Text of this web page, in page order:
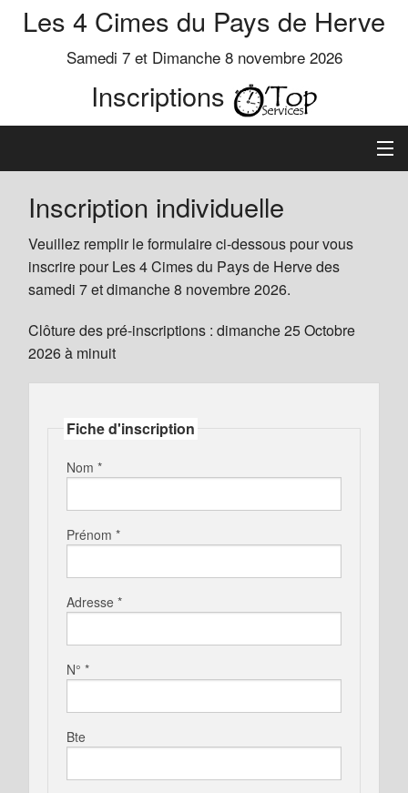
Les 4 Cimes du Pays de Herve
Samedi 7 et Dimanche 8 novembre 2026
Inscriptions
Inscription
Préinscrits
Informations
Inscription individuelle
Veuillez remplir le formulaire ci-dessous pour vous
inscrire pour Les 4 Cimes du Pays de Herve des
samedi 7 et dimanche 8 novembre 2026.
Clôture des pré-inscriptions : dimanche 25 Octobre
2026 à minuit
Fiche d'inscription
Nom *
Prénom *
Adresse *
N° *
Bte